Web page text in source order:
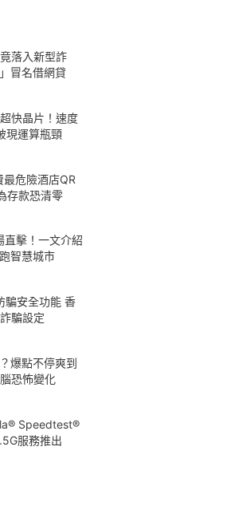
落入新型詐
冒名借網貸
快晶片！速度
現運算瓶頸
危險酒店QR
存款恐清零
擊！一文介紹
智慧城市
騙安全功能 香
騙設定
爆點不停爽到
恐怖變化
Speedtest®
服務推出